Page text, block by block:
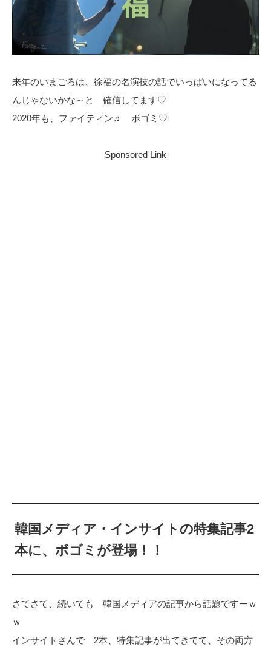
来年のいまごろは、徐福の名演技の話でいっぱいになってる
んじゃないかな～と 確信してます♡
2020年も、ファイティン♬ ボゴミ♡
Sponsored Link
韓国メディア・インサイトの特集記事2
本に、ボゴミが登場！！
さてさて、続いても 韓国メディアの記事から話題ですーｗ
ｗ
インサイトさんで 2本、特集記事が出てきてて、その両方